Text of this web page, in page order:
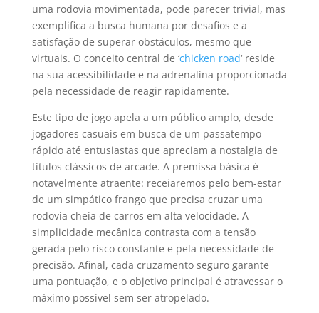
uma rodovia movimentada, pode parecer trivial, mas
exemplifica a busca humana por desafios e a
satisfação de superar obstáculos, mesmo que
virtuais. O conceito central de ‘chicken road‘ reside
na sua acessibilidade e na adrenalina proporcionada
pela necessidade de reagir rapidamente.
Este tipo de jogo apela a um público amplo, desde
jogadores casuais em busca de um passatempo
rápido até entusiastas que apreciam a nostalgia de
títulos clássicos de arcade. A premissa básica é
notavelmente atraente: receiaremos pelo bem-estar
de um simpático frango que precisa cruzar uma
rodovia cheia de carros em alta velocidade. A
simplicidade mecânica contrasta com a tensão
gerada pelo risco constante e pela necessidade de
precisão. Afinal, cada cruzamento seguro garante
uma pontuação, e o objetivo principal é atravessar o
máximo possível sem ser atropelado.